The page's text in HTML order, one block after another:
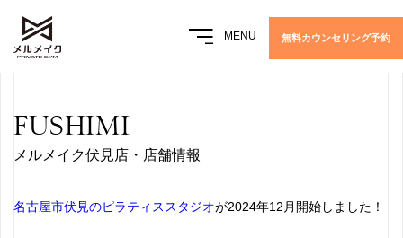
MENU 無料カウンセリング予約
FUSHIMI
メルメイク伏見店・店舗情報
名古屋市伏見のピラティススタジオが2024年12月開始しました！